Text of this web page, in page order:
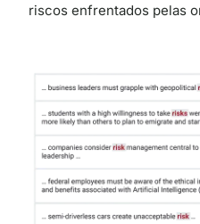
riscos enfrentados pelas